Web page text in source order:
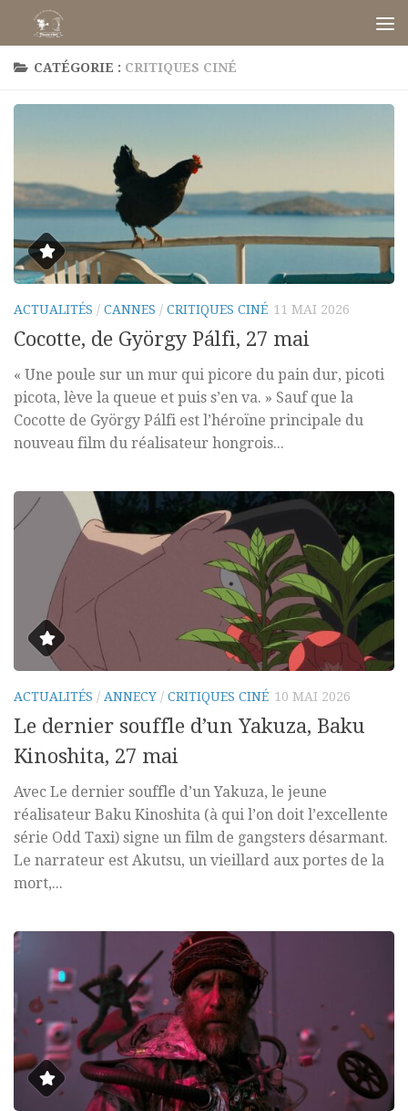
Skip to content
CATÉGORIE : CRITIQUES CINÉ
ACTUALITÉS / CANNES / CRITIQUES CINÉ 11 MAI 2026
Cocotte, de György Pálfi, 27 mai
« Une poule sur un mur qui picore du pain dur, picoti
picota, lève la queue et puis s’en va. » Sauf que la
Cocotte de György Pálfi est l’héroïne principale du
nouveau film du réalisateur hongrois...
ACTUALITÉS / ANNECY / CRITIQUES CINÉ 10 MAI 2026
Le dernier souffle d’un Yakuza, Baku
Kinoshita, 27 mai
Avec Le dernier souffle d’un Yakuza, le jeune
réalisateur Baku Kinoshita (à qui l’on doit l’excellente
série Odd Taxi) signe un film de gangsters désarmant.
Le narrateur est Akutsu, un vieillard aux portes de la
mort,...